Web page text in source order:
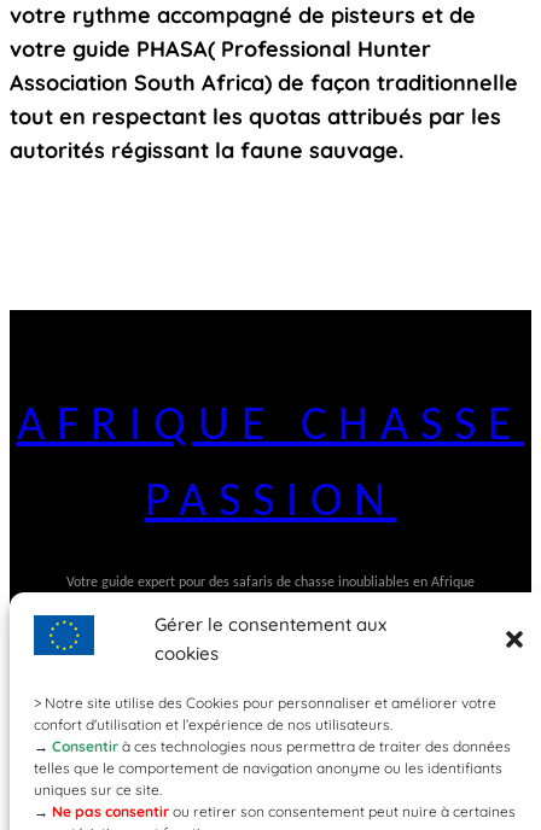
Gérer le consentement aux
cookies
> Notre site utilise des Cookies pour personnaliser et améliorer votre
confort d'utilisation et l’expérience de nos utilisateurs.
→ Consentir à ces technologies nous permettra de traiter des données
telles que le comportement de navigation anonyme ou les identifiants
uniques sur ce site.
→ Ne pas consentir ou retirer son consentement peut nuire à certaines
votre rythme accompagné de pisteurs et de
votre guide PHASA( Professional Hunter
Association South Africa) de façon traditionnelle
tout en respectant les quotas attribués par les
autorités régissant la faune sauvage.
AFRIQUE CHASSE
PASSION
Votre guide expert pour des safaris de chasse inoubliables en Afrique